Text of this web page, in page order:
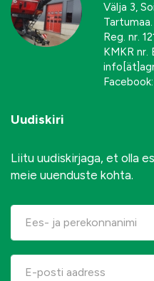
Välja 3,
Tartumaa.
Reg. nr.
KMKR nr.
Facebook:
Uudiskiri
Liitu uudiskirjaga, et olla
meie uuenduste kohta.